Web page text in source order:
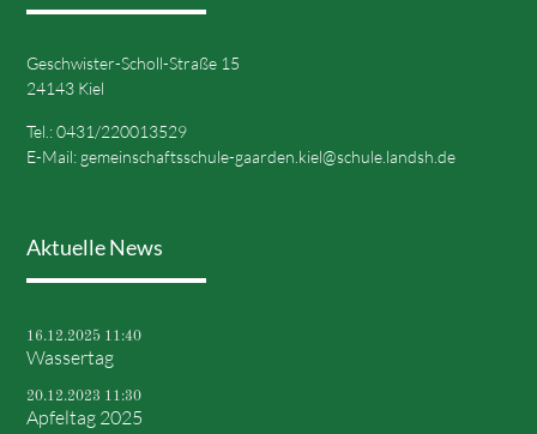
Geschwister-Scholl-Straße 15
24143 Kiel
Tel.: 0431/220013529
E-Mail: gemeinschaftsschule-gaarden.kiel@schule.landsh.de
Aktuelle News
16.12.2025 11:40
Wassertag
20.12.2023 11:30
Apfeltag 2025